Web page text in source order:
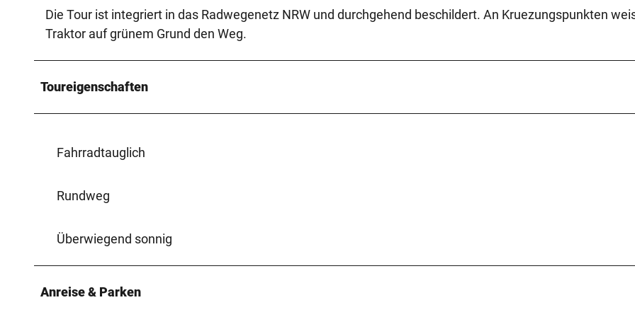
Die Tour ist integriert in das Radwegenetz NRW und durchgehend beschildert. An Kruezungspunkten
Traktor auf grünem Grund den Weg.
Toureigenschaften
Fahrradtauglich
Rundweg
Überwiegend sonnig
Anreise & Parken